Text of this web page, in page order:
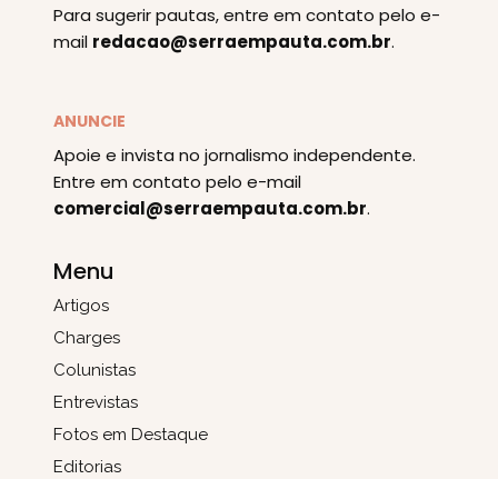
Para sugerir pautas, entre em contato pelo e-
mail redacao@serraempauta.com.br.
ANUNCIE
Apoie e invista no jornalismo independente.
Entre em contato pelo e-mail
comercial@serraempauta.com.br.
Menu
Artigos
Charges
Colunistas
Entrevistas
Fotos em Destaque
Editorias